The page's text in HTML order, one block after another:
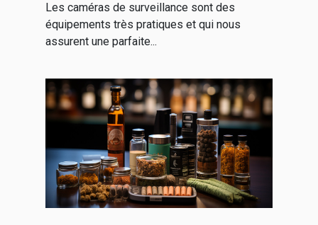
Les caméras de surveillance sont des
équipements très pratiques et qui nous
assurent une parfaite...